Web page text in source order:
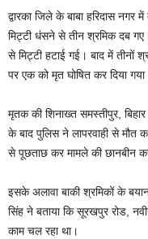
द्वारका जिले के बाबा हरिदास
मिट्टी धंसने से तीन श्रमिक दब
से मिट्टी हटाई गई। बाद में तीनों
पर एक को मृत घोषित कर दिया
मृतक की शिनाख्त समस्तीपुर,
के बाद पुलिस ने लापरवाही से मौत
से पूछताछ कर मामले की छानबीन
इसके अलावा बाकी श्रमिकों के
सिंह ने बताया कि सूरखपुर रोड,
काम चल रहा था।